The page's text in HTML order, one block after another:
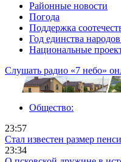
Районные новости
Погода
Поддержка
Год единства
Национальные
Слушать радио «7 небо»
Общество:
23:57
Стал известен размер
23:34